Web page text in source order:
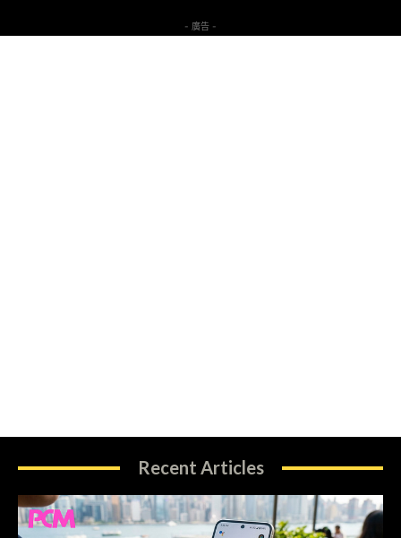
- 廣告 -
Recent Articles